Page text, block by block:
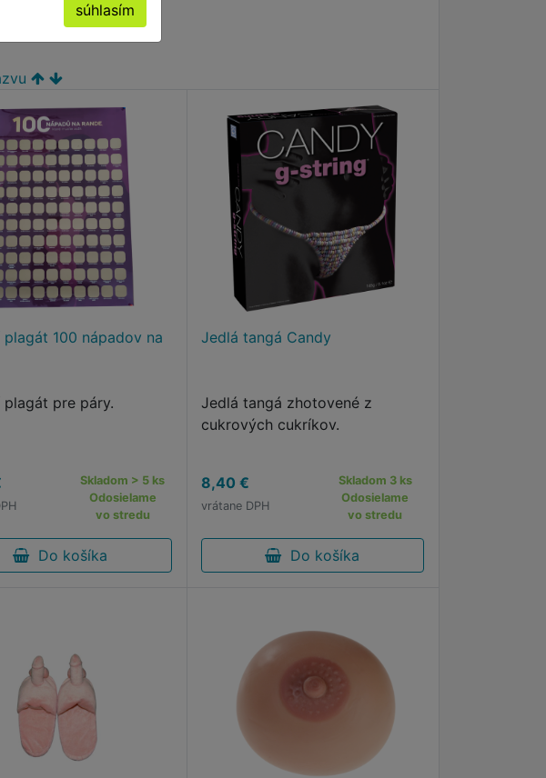
plagát 100 nápadov na
plagát pre páry.
Skladom > 5 ks
Odosielame
vo stredu
Do košíka
Jedlá tangá Candy
Jedlá tangá zhotovené z
cukrových cukríkov.
8,40 €
vrátane DPH
Skladom 3 ks
Odosielame
vo stredu
Do košíka
súhlasím